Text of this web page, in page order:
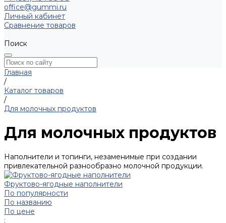
office@gummi.ru
Личный кабинет
Сравнение товаров
Поиск
Главная
/
Каталог товаров
/
Для молочных продуктов
Для молочных продуктов
Наполнители и топинги, незаменимые при создании
привлекательной разнообразно молочной продукции.
Фруктово-ягодные наполнители
По популярности
По названию
По цене
: